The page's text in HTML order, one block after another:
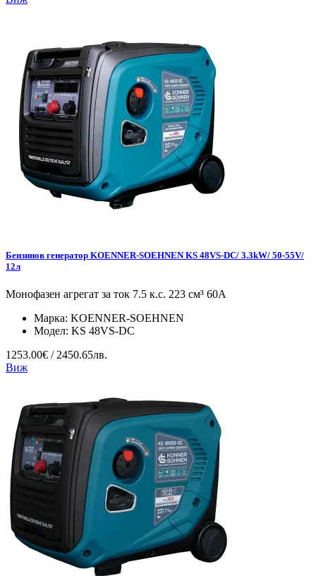
Бензинов генератор KOENNER-SOEHNEN KS 48VS-DC/ 3.3kW/ 50-55V/
12л
Монофазен агрегат за ток 7.5 к.с. 223 см³ 60А
Марка: KOENNER-SOEHNEN
Модел: KS 48VS-DC
1253.00€ / 2450.65лв.
Виж